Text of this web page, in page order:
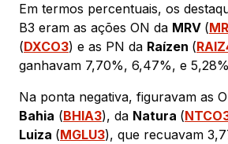
Em termos percentuais, os
B3 eram as ações ON da MRV (
(DXCO3) e as PN da Raízen (
ganhavam 7,70%, 6,47%, e
Na ponta negativa, figuravam as
Bahia (BHIA3), da Natura (
Luiza (MGLU3), que recuavam